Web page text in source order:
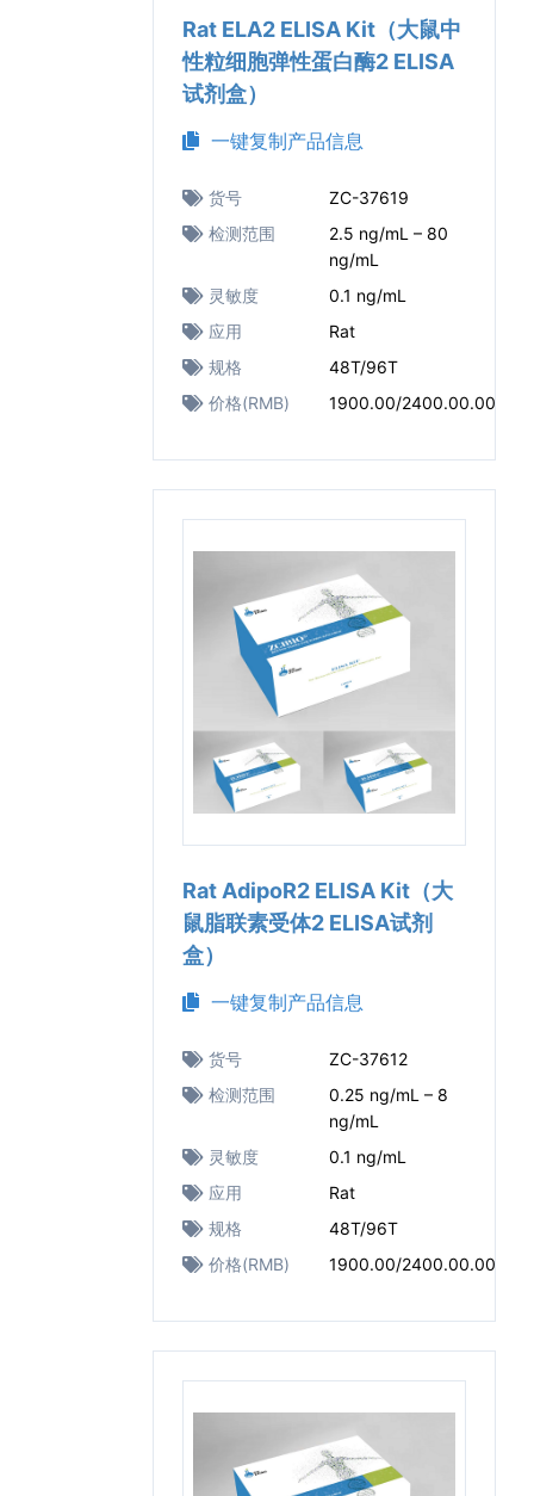
Rat ELA2 ELISA Kit（大鼠中
性粒细胞弹性蛋白酶2 ELISA
试剂盒）
一键复制产品信息
货号
ZC-37619
检测范围
2.5 ng/mL – 80
ng/mL
灵敏度
0.1 ng/mL
应用
Rat
规格
48T/96T
价格(RMB)
1900.00/2400.00.00
Rat AdipoR2 ELISA Kit（大
鼠脂联素受体2 ELISA试剂
盒）
一键复制产品信息
货号
ZC-37612
检测范围
0.25 ng/mL – 8
ng/mL
灵敏度
0.1 ng/mL
应用
Rat
规格
48T/96T
价格(RMB)
1900.00/2400.00.00